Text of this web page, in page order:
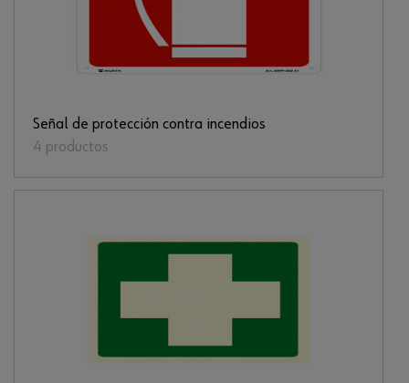
Señal de protección contra incendios
4 productos